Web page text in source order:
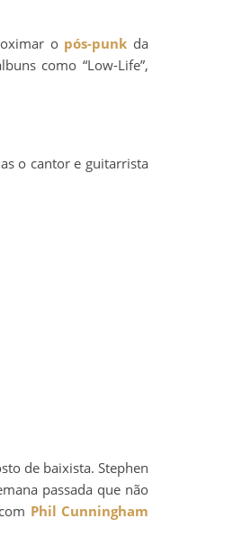
o pós-punk da
como “Low-Life”,
o cantor e guitarrista
de baixista. Stephen
passada que não
Phil Cunningham